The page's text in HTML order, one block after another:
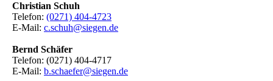
Christian Schuh
Telefon: (0271) 404-4723
E-Mail: c.schuh@siegen.de
Bernd Schäfer
Telefon: (0271) 404-4717
E-Mail: b.schaefer@siegen.de